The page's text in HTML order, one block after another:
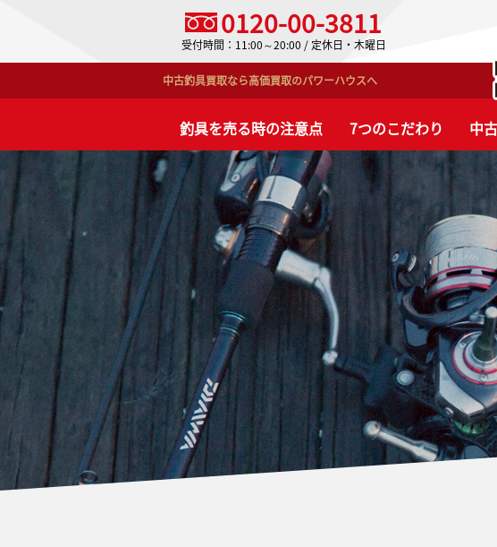
0120-00-3811
受付時間：11:00～20:00 / 定休日・木曜日
中古釣具買取なら高価買取のパワーハウスへ
釣具を売る時の注意点 7つのこだわり 中